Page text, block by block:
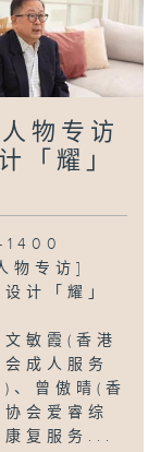
物专访
「耀」
物专访]
计「耀」
文敏霞(香港
成人服务
)、曾傲晴(香
会爱睿综
康复服务...